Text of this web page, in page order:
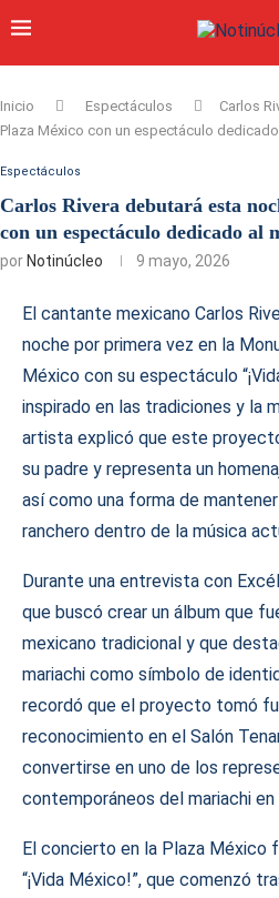
Inicio Espectáculos
Carlos
Plaza México con un espectáculo
Espectáculos
Carlos Rivera debutará esta
con un espectáculo dedicado al
por Notinúcleo 9 mayo, 2026
El cantante mexicano Carlos
noche por primera vez en la
México con su espectáculo
inspirado en las tradiciones y la
artista explicó que este
su padre y representa un
así como una forma de
ranchero dentro de la música
Durante una entrevista con
que buscó crear un álbum que
mexicano tradicional y que
mariachi como símbolo de
recordó que el proyecto tomó
reconocimiento en el Salón
convertirse en uno de los
contemporáneos del mariachi
El concierto en la Plaza México
“¡Vida México!”, que comenzó